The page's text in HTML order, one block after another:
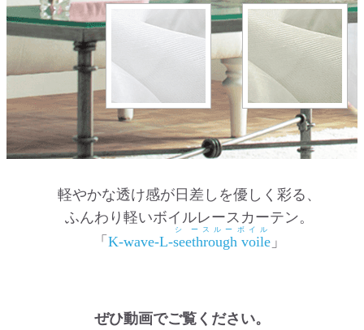
軽やかな透け感が日差しを優しく彩る、
ふんわり軽いボイルレースカーテン。
「 K-wave-L-seethrough voile
シ ースルーボイル
」
ぜひ動画でご覧ください。